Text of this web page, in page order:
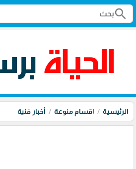
search
الرئيسية اقسام منوعة أخبار فنية